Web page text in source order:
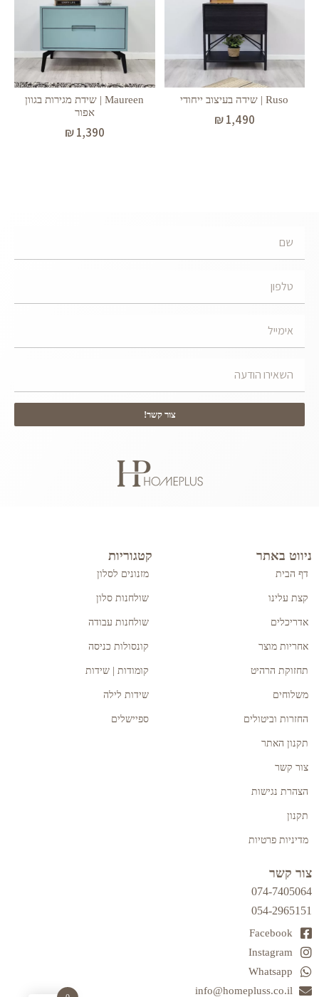
Ruso | שידה בעיצוב ייחודי
₪1,490
Maureen | שידת מגירות בגוון
אפור
₪1,390
צור קשר!
ניווט באתר
דף הבית
קצת עלינו
אדריכלים
אחריות מוצר
תחזוקת הרהיט
משלוחים
החזרות וביטולים
תקנון האתר
צור קשר
הצהרת נגישות
תקנון
מדיניות פרטיות
קטגוריות
מזנונים לסלון
שולחנות סלון
שולחנות עבודה
קונסולות כניסה
קומודות | שידות
שידות לילה
ספיישלים
צור קשר
074-7405064
054-2965151
Facebook
Instagram
Whatsapp
info@homepluss.co.il